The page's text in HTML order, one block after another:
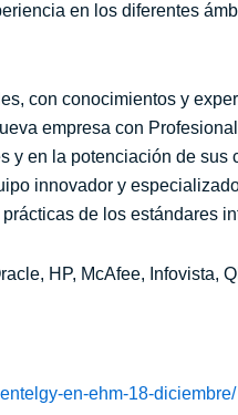
en los diferentes
con conocimientos y
empresa con
en la potenciación de sus
innovador y
de los estándares
HP, McAfee, Infovista,
en-ehm-18-diciembre/